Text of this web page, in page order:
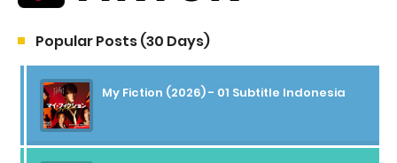
Popular Posts (30 Days)
My Fiction (2026) - 01 Subtitle Indonesia